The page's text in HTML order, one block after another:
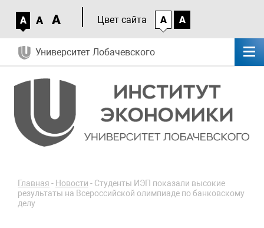
A A A Цвет сайта A A
Университет Лобачевского
Главная - Новости - Студенты ИЭП показали высокие
результаты на Всероссийской олимпиаде по банковскому
делу